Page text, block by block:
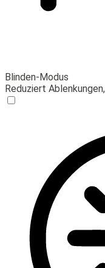
Blinden-Modus
Reduziert